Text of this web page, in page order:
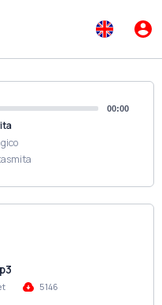
00:00
5146